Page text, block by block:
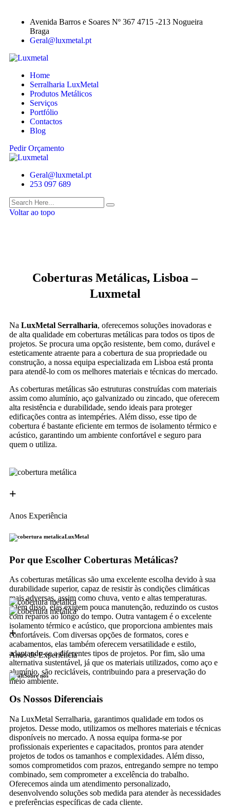
Avenida Barros e Soares Nº 367 4715 -213 Nogueira
Braga
Geral@luxmetal.pt
Home
Serralharia LuxMetal
Produtos Metálicos
Serviços
Portfólio
Contactos
Blog
Pedir Orçamento
Geral@luxmetal.pt
253 097 689
Voltar ao topo
Coberturas Metálicas, Lisboa –
Luxmetal
Na LuxMetal Serralharia, oferecemos soluções inovadoras e
de alta qualidade em coberturas metálicas para todos os tipos de
projetos. Se procura uma opção resistente, bem como, durável e
esteticamente atraente para a cobertura de sua propriedade ou
construção, a nossa equipa especializada em Lisboa está pronta
para atendê-lo com os melhores materiais e técnicas do mercado.
As coberturas metálicas são estruturas construídas com materiais
assim como alumínio, aço galvanizado ou zincado, que oferecem
alta resistência e durabilidade, sendo ideais para proteger
edificações contra as intempéries. Além disso, esse tipo de
cobertura é bastante eficiente em termos de isolamento térmico e
acústico, garantindo um ambiente confortável e seguro para
quem o utiliza.
+
Anos Experiência
LuxMetal
Por que Escolher Coberturas Metálicas?
As coberturas metálicas são uma excelente escolha devido à sua
durabilidade superior, capaz de resistir às condições climáticas
mais adversas, assim como chuva, vento e altas temperaturas.
Além disso, elas exigem pouca manutenção, reduzindo os custos
com reparos ao longo do tempo. Outra vantagem é o excelente
isolamento térmico e acústico, que proporciona ambientes mais
confortáveis. Com diversas opções de formatos, cores e
acabamentos, elas também oferecem versatilidade e estilo,
adaptando-se a diferentes tipos de projetos. Por fim, são uma
alternativa sustentável, já que os materiais utilizados, como aço e
alumínio, são recicláveis, contribuindo para a preservação do
meio ambiente.
+
Anos de Experiência
Sobre nós
Os Nossos Diferenciais
Na LuxMetal Serralharia, garantimos qualidade em todos os
projetos. Desse modo, utilizamos os melhores materiais e técnicas
disponíveis no mercado. A nossa equipa forma-se por
profissionais experientes e capacitados, prontos para atender
projetos de todos os tamanhos e complexidades. Além disso,
somos comprometidos com prazos, entregando sempre no tempo
combinado, sem comprometer a excelência do trabalho.
Oferecemos ainda um atendimento personalizado,
desenvolvendo soluções sob medida para atender às necessidades
e preferências específicas de cada cliente.